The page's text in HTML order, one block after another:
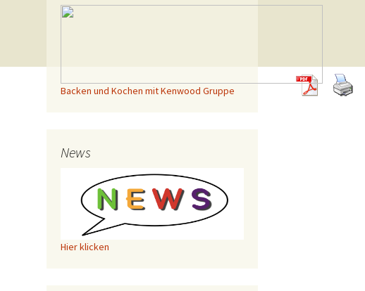
Backen und Kochen mit Kenwood Gruppe
News
Hier klicken